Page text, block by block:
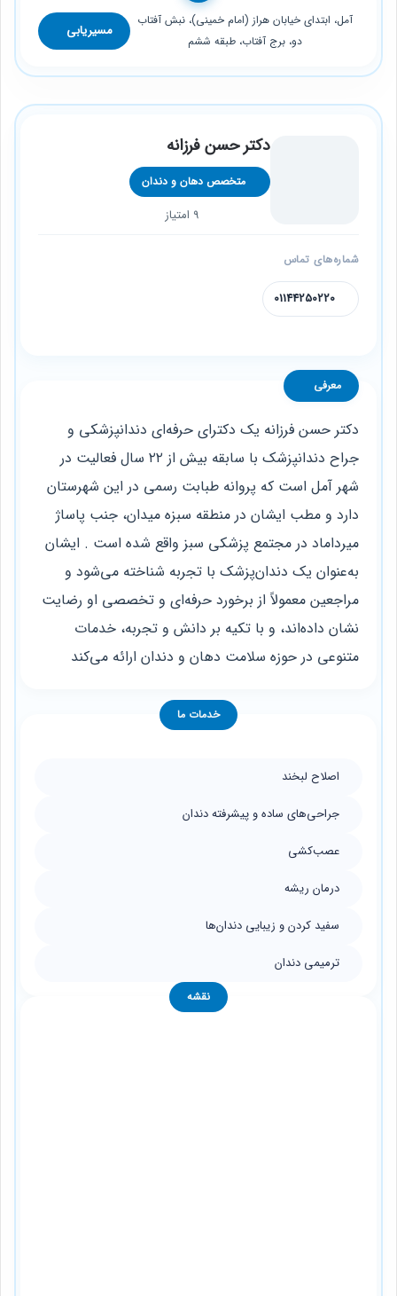
آمل، ابتدای خیابان هراز (امام خمینی)، نبش آفتاب
دو، برج آفتاب، طبقه ششم
مسیریابی
دکتر حسن فرزانه
متخصص دهان و دندان
9 امتیاز
شماره‌های تماس
01144250220
معرفی
دکتر حسن فرزانه یک دکترای حرفه‌ای دندانپزشکی و
جراح دندانپزشک با سابقه بیش از ۲۲ سال فعالیت در
شهر آمل است که پروانه طبابت رسمی در این شهرستان
دارد و مطب ایشان در منطقه سبزه میدان، جنب پاساژ
میرداماد در مجتمع پزشکی سبز واقع شده است . ایشان
به‌عنوان یک دندان‌پزشک با تجربه شناخته می‌شود و
مراجعین معمولاً از برخورد حرفه‌ای و تخصصی او رضایت
نشان داده‌اند، و با تکیه بر دانش و تجربه، خدمات
متنوعی در حوزه سلامت دهان و دندان ارائه می‌کند
خدمات ما
اصلاح لبخند
جراحی‌های ساده و پیشرفته دندان
عصب‌کشی
درمان ریشه
سفید کردن و زیبایی دندان‌ها
ترمیمی دندان
نقشه